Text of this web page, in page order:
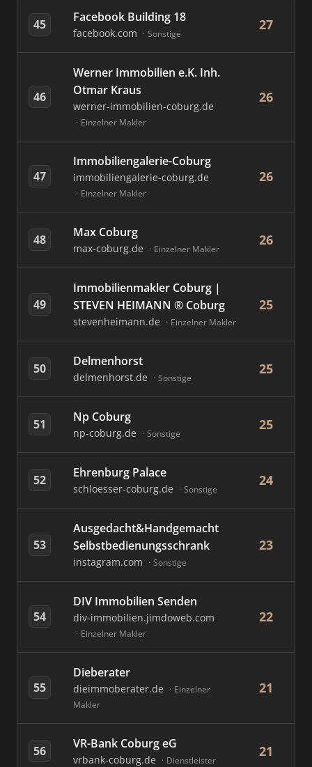
45 Facebook Building 18
facebook.com Sonstige
27
46
Werner Immobilien e.K. Inh.
Otmar Kraus
werner-immobilien-coburg.de
Einzelner Makler
26
47
Immobiliengalerie-Coburg
immobiliengalerie-coburg.de
Einzelner Makler
26
48 Max Coburg
max-coburg.de Einzelner Makler
26
49
Immobilienmakler Coburg |
STEVEN HEIMANN ® Coburg
stevenheimann.de Einzelner Makler
25
50 Delmenhorst
delmenhorst.de Sonstige
25
51 Np Coburg
np-coburg.de Sonstige
25
52 Ehrenburg Palace
schloesser-coburg.de Sonstige
24
53
Ausgedacht&Handgemacht
Selbstbedienungsschrank
instagram.com Sonstige
23
54
DIV Immobilien Senden
div-immobilien.jimdoweb.com
Einzelner Makler
22
55
Dieberater
dieimmoberater.de
Einzelner
Makler
21
56 VR-Bank Coburg eG
vrbank-coburg.de Dienstleister
21